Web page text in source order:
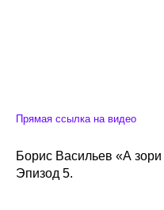
Прямая ссылка на видео
Борис Васильев «А зори
Эпизод 5.